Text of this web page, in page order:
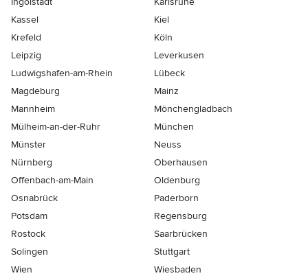
Kassel
Kiel
Krefeld
Köln
Leipzig
Leverkusen
Ludwigshafen-am-Rhein
Lübeck
Magdeburg
Mainz
Mannheim
Mönchen­gladbach
Mülheim-an-der-Ruhr
München
Münster
Neuss
Nürnberg
Oberhausen
Offenbach-am-Main
Oldenburg
Osnabrück
Paderborn
Potsdam
Regensburg
Rostock
Saarbrücken
Solingen
Stuttgart
Wien
Wiesbaden